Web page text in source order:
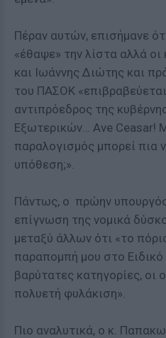
Πέραν αυτών, επισήμανε
«έθαψε» την λίστα αλλά οι
και Ιωάννης Διώτης και
του ΠΑΣΟΚ «επιβραβεύεται
αντιπρόεδρος της
Εξωτερικών… Ave Ceasar!
παραλογισμός μπορεί πια
υπόθεση;».
Πάντως, ο πρώην υπουργός
επίγνωση της νομικά
μεταξύ άλλων ότι «το
παραπομπή μου στο Ειδικό
βαρύτατες κατηγορίες, οι
πολυετή φυλάκιση».
Πιο αναλυτικά, ο κ.